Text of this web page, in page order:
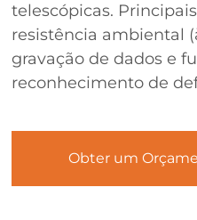
telescópicas.
resistência ambiental
gravação de dados e
reconhecimento de
Obter um